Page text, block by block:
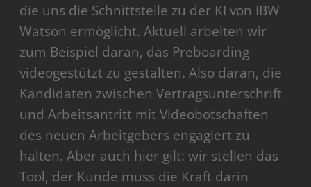
die uns die Schnittstelle zu der KI von IBW
Watson ermöglicht. Aktuell arbeiten wir
zum Beispiel daran, das Preboarding
videogestützt zu gestalten. Also daran, die
Kandidaten zwischen Vertragsunterschrift
und Arbeitsantritt mit Videobotschaften
des neuen Arbeitgebers engagiert zu
halten. Aber auch hier gilt: wir stellen das
Tool, der Kunde muss die Kraft darin